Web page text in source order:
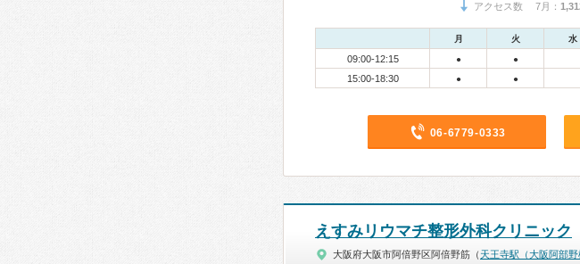
アクセス数 7月：
月 火 水
09:00-12:15 ● ●
15:00-18:30 ● ●
06-6779-0333
えすみリウマチ整形外科クリニック
大阪府大阪市阿倍野区阿倍野筋（ 天王寺駅（大阪阿部野